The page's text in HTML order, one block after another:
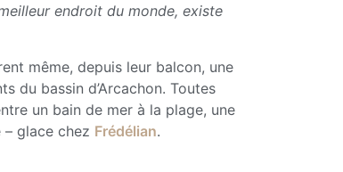
endroit du monde, existe
même, depuis leur balcon, une
du bassin d’Arcachon. Toutes
un bain de mer à la plage, une
– glace chez Frédélian.